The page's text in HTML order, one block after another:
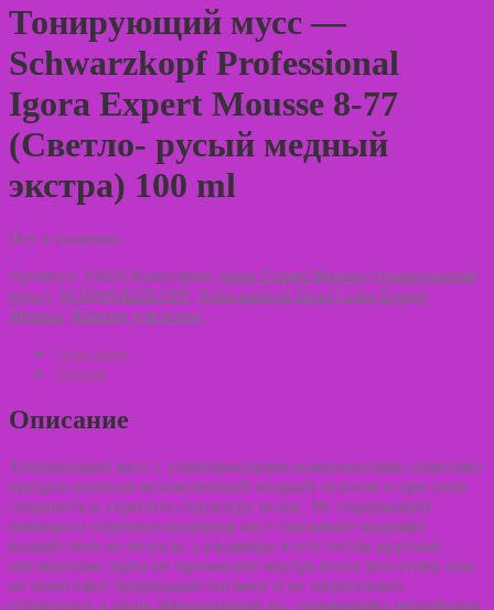
Тонирующий мусс —
Schwarzkopf Professional
Igora Expert Mousse 8-77
(Светло- русый медный
экстра) 100 ml
Нет в наличии
Артикул: 15820 Категории: Igora Expert Mousse (тонирующий
мусс), SCHWARZKOPF, Schwarzkopf Igora Color Expert
Mousse, Краски для волос
Описание
Детали
Описание
Тонирующий мусс с ухаживающими компонентами позволяет
придать волосам великолепный модный оттенок и при этом
сохранить и укрепить структуру волос. Не содержащий
аммиака и перекиси водорода мусс оказывает щадящее
воздействие на волосы, а входящие в его состав крупные
пигментные зерна не проникают внутрь волос (по-этому они
не осветляют природный пигмент и не затрагивают
структуру), а лишь обволакивают их, удерживаясь чешуйками